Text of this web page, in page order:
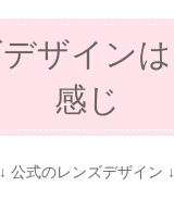
ザイン
感じ
↓ 公式のレンズデザイン ↓